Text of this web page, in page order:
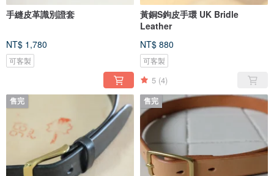
手縫皮革識別證套
NT$ 1,780
可客製
黃銅S鉤皮手環 UK Bridle
Leather
NT$ 880
可客製
5 (4)
售完 售完